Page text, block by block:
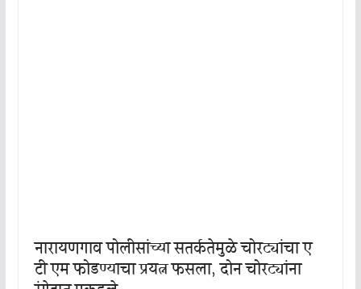
नारायणगाव पोलीसांच्या सतर्कतेमुळे चोरट्यांचा ए
टी एम फोडण्याचा प्रयत्न फसला, दोन चोरट्यांना